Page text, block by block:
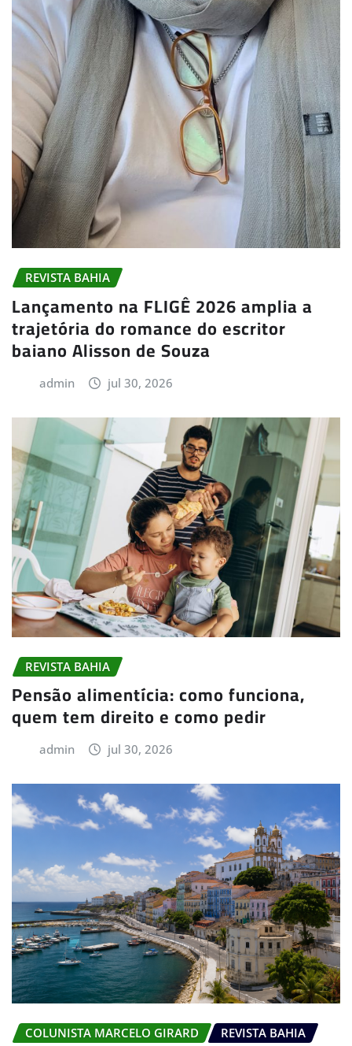
REVISTA BAHIA
Lançamento na FLIGÊ 2026 amplia a
trajetória do romance do escritor
baiano Alisson de Souza
admin jul 30, 2026
REVISTA BAHIA
Pensão alimentícia: como funciona,
quem tem direito e como pedir
admin jul 30, 2026
COLUNISTA MARCELO GIRARD REVISTA BAHIA